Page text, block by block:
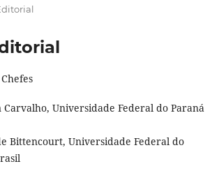
Carvalho, Universidade Federal do Paraná
Bittencourt, Universidade Federal do